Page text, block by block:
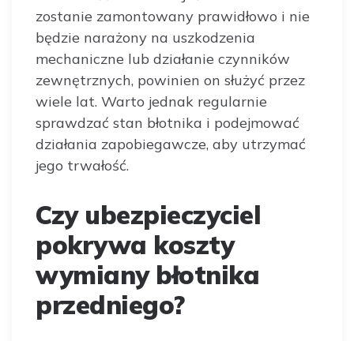
zostanie zamontowany prawidłowo i nie
będzie narażony na uszkodzenia
mechaniczne lub działanie czynników
zewnętrznych, powinien on służyć przez
wiele lat. Warto jednak regularnie
sprawdzać stan błotnika i podejmować
działania zapobiegawcze, aby utrzymać
jego trwałość.
Czy ubezpieczyciel
pokrywa koszty
wymiany błotnika
przedniego?